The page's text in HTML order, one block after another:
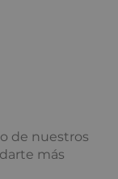
de nuestros
más